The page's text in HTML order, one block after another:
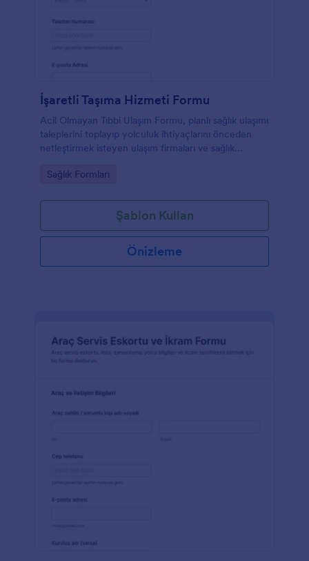
İşaretli Taşıma Hizmeti Formu
Acil Olmayan Tıbbi Ulaşım Formu, planlı sağlık ulaşımı
taleplerini toplayıp yolculuk ihtiyaçlarını önceden
netleştirmek isteyen ulaşım firmaları ve sağlık
Go to Category:
Sağlık Formları
Şablon Kullan
Önizleme